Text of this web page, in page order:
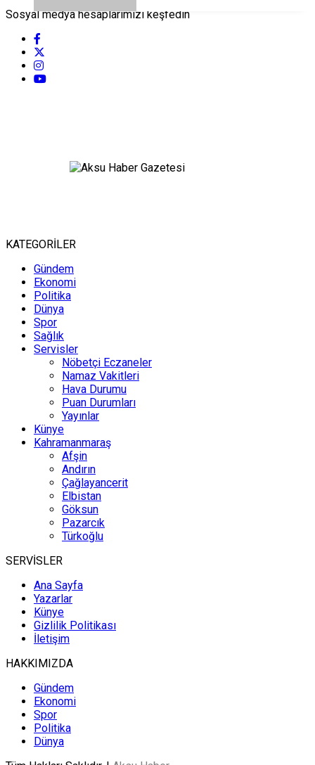
Sosyal medya hesaplarımızı keşfedin
KATEGORİLER
Gündem
Ekonomi
Politika
Dünya
Spor
Sağlık
Servisler
Nöbetçi Eczaneler
Namaz Vakitleri
Hava Durumu
Puan Durumları
Yayınlar
Künye
Kahramanmaraş
Afşin
Andırın
Çağlayancerit
Elbistan
Göksun
Pazarcık
Türkoğlu
SERVİSLER
Ana Sayfa
Yazarlar
Künye
Gizlilik Politikası
İletişim
HAKKIMIZDA
Gündem
Ekonomi
Spor
Politika
Dünya